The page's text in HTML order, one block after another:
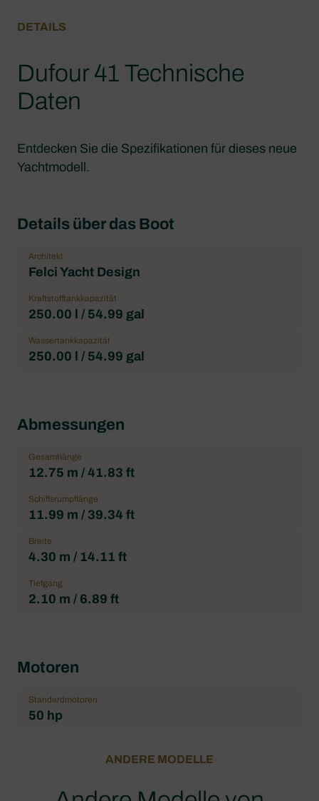
DETAILS
Dufour 41 Technische
Daten
Entdecken Sie die Spezifikationen für dieses neue
Yachtmodell.
Details über das Boot
Architekt
Felci Yacht Design
Kraftstofftankkapazität
250.00 l / 54.99 gal
Wassertankkapazität
250.00 l / 54.99 gal
Abmessungen
Gesamtlänge
12.75 m / 41.83 ft
Schiffsrumpflänge
11.99 m / 39.34 ft
Breite
4.30 m / 14.11 ft
Tiefgang
2.10 m / 6.89 ft
Motoren
Standardmotoren
50 hp
ANDERE MODELLE